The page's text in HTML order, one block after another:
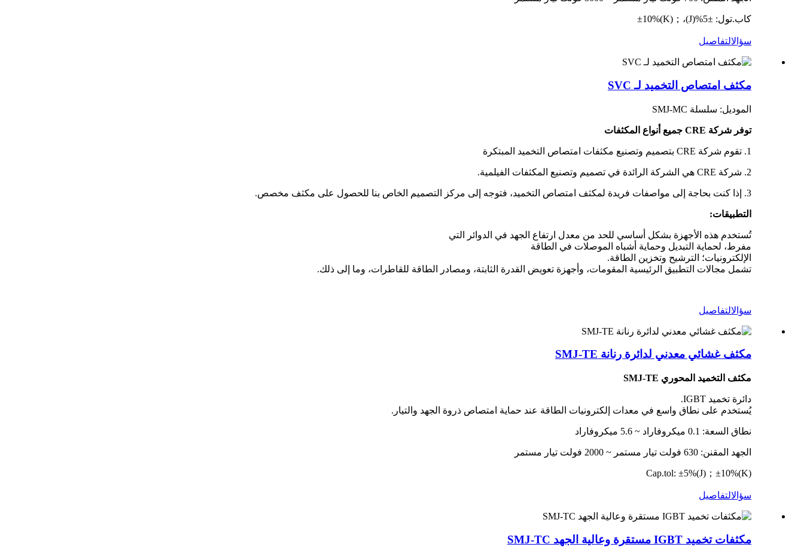
كاب.تول: ±5%(J)،；±10%(K)
سؤالالتفاصيل
مكثف امتصاص التخميد لـ SVC
الموديل: سلسلة SMJ-MC
توفر شركة CRE جميع أنواع المكثفات
1. تقوم شركة CRE بتصميم وتصنيع مكثفات امتصاص التخميد المبتكرة
2. شركة CRE هي الشركة الرائدة في تصميم وتصنيع المكثفات الفيلمية.
3. إذا كنت بحاجة إلى مواصفات فريدة لمكثف امتصاص التخميد، فتوجه إلى مركز التصميم الخاص بنا للحصول على مكثف مخصص.
التطبيقات:
تُستخدم هذه الأجهزة بشكل أساسي للحد من معدل ارتفاع الجهد في الدوائر التي
مفرط، لحماية التبديل وحماية أشباه الموصلات في الطاقة
الإلكترونيات؛ الترشيح وتخزين الطاقة.
تشمل مجالات التطبيق الرئيسية المقومات، وأجهزة تعويض القدرة الثابتة، ومصادر الطاقة للقاطرات، وما إلى ذلك.
سؤالالتفاصيل
مكثف غشائي معدني لدائرة رنانة SMJ-TE
مكثف التخميد المحوري SMJ-TE
دائرة تخميد IGBT.
يُستخدم على نطاق واسع في معدات إلكترونيات الطاقة عند حماية امتصاص ذروة الجهد والتيار.
نطاق السعة: 0.1 ميكروفاراد ~ 5.6 ميكروفاراد
الجهد المقنن: 630 فولت تيار مستمر ~ 2000 فولت تيار مستمر
Cap.tol: ±5%(J)；±10%(K)
سؤالالتفاصيل
مكثفات تخميد IGBT مستقرة وعالية الجهد SMJ-TC